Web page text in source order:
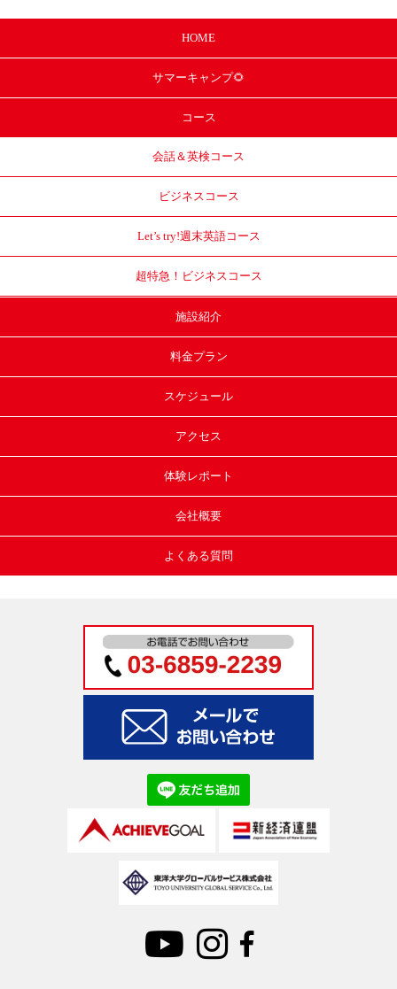
HOME
サマーキャンプ🌻
コース
会話＆英検コース
ビジネスコース
Let’s try!週末英語コース
超特急！ ビジネスコース
施設紹介
料金プラン
スケジュール
アクセス
体験レポート
会社概要
よくある質問